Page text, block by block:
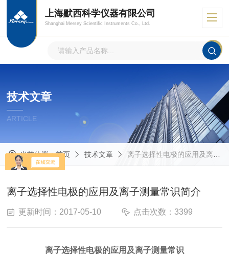
上海默西科学仪器有限公司
Shanghai Mersey Scientific Instruments Co., Ltd.
技术文章
ARTICLE
当前位置：首页 技术文章 离子选择性电极的应用及离子测量常识简介
离子选择性电极的应用及离子测量常识简介
更新时间：2017-05-10 点击次数：3399
离子选择性电极的应用及离子测量常识